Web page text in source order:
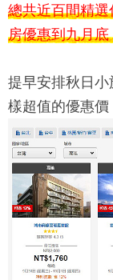
總共近百間精
房優惠到九月
提早安排秋日
樣超值的優惠價